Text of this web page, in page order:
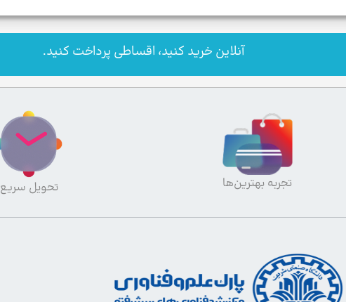
آنلاین خرید کنید، اقساطی پرداخت کنید.
تجربه بهترین‌ها تحویل سریع